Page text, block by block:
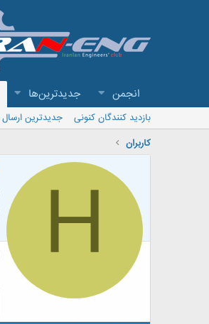
انجمن جدیدترین‌ها
بازدید کنندگان کنونی جدیدترین
کاربران
H